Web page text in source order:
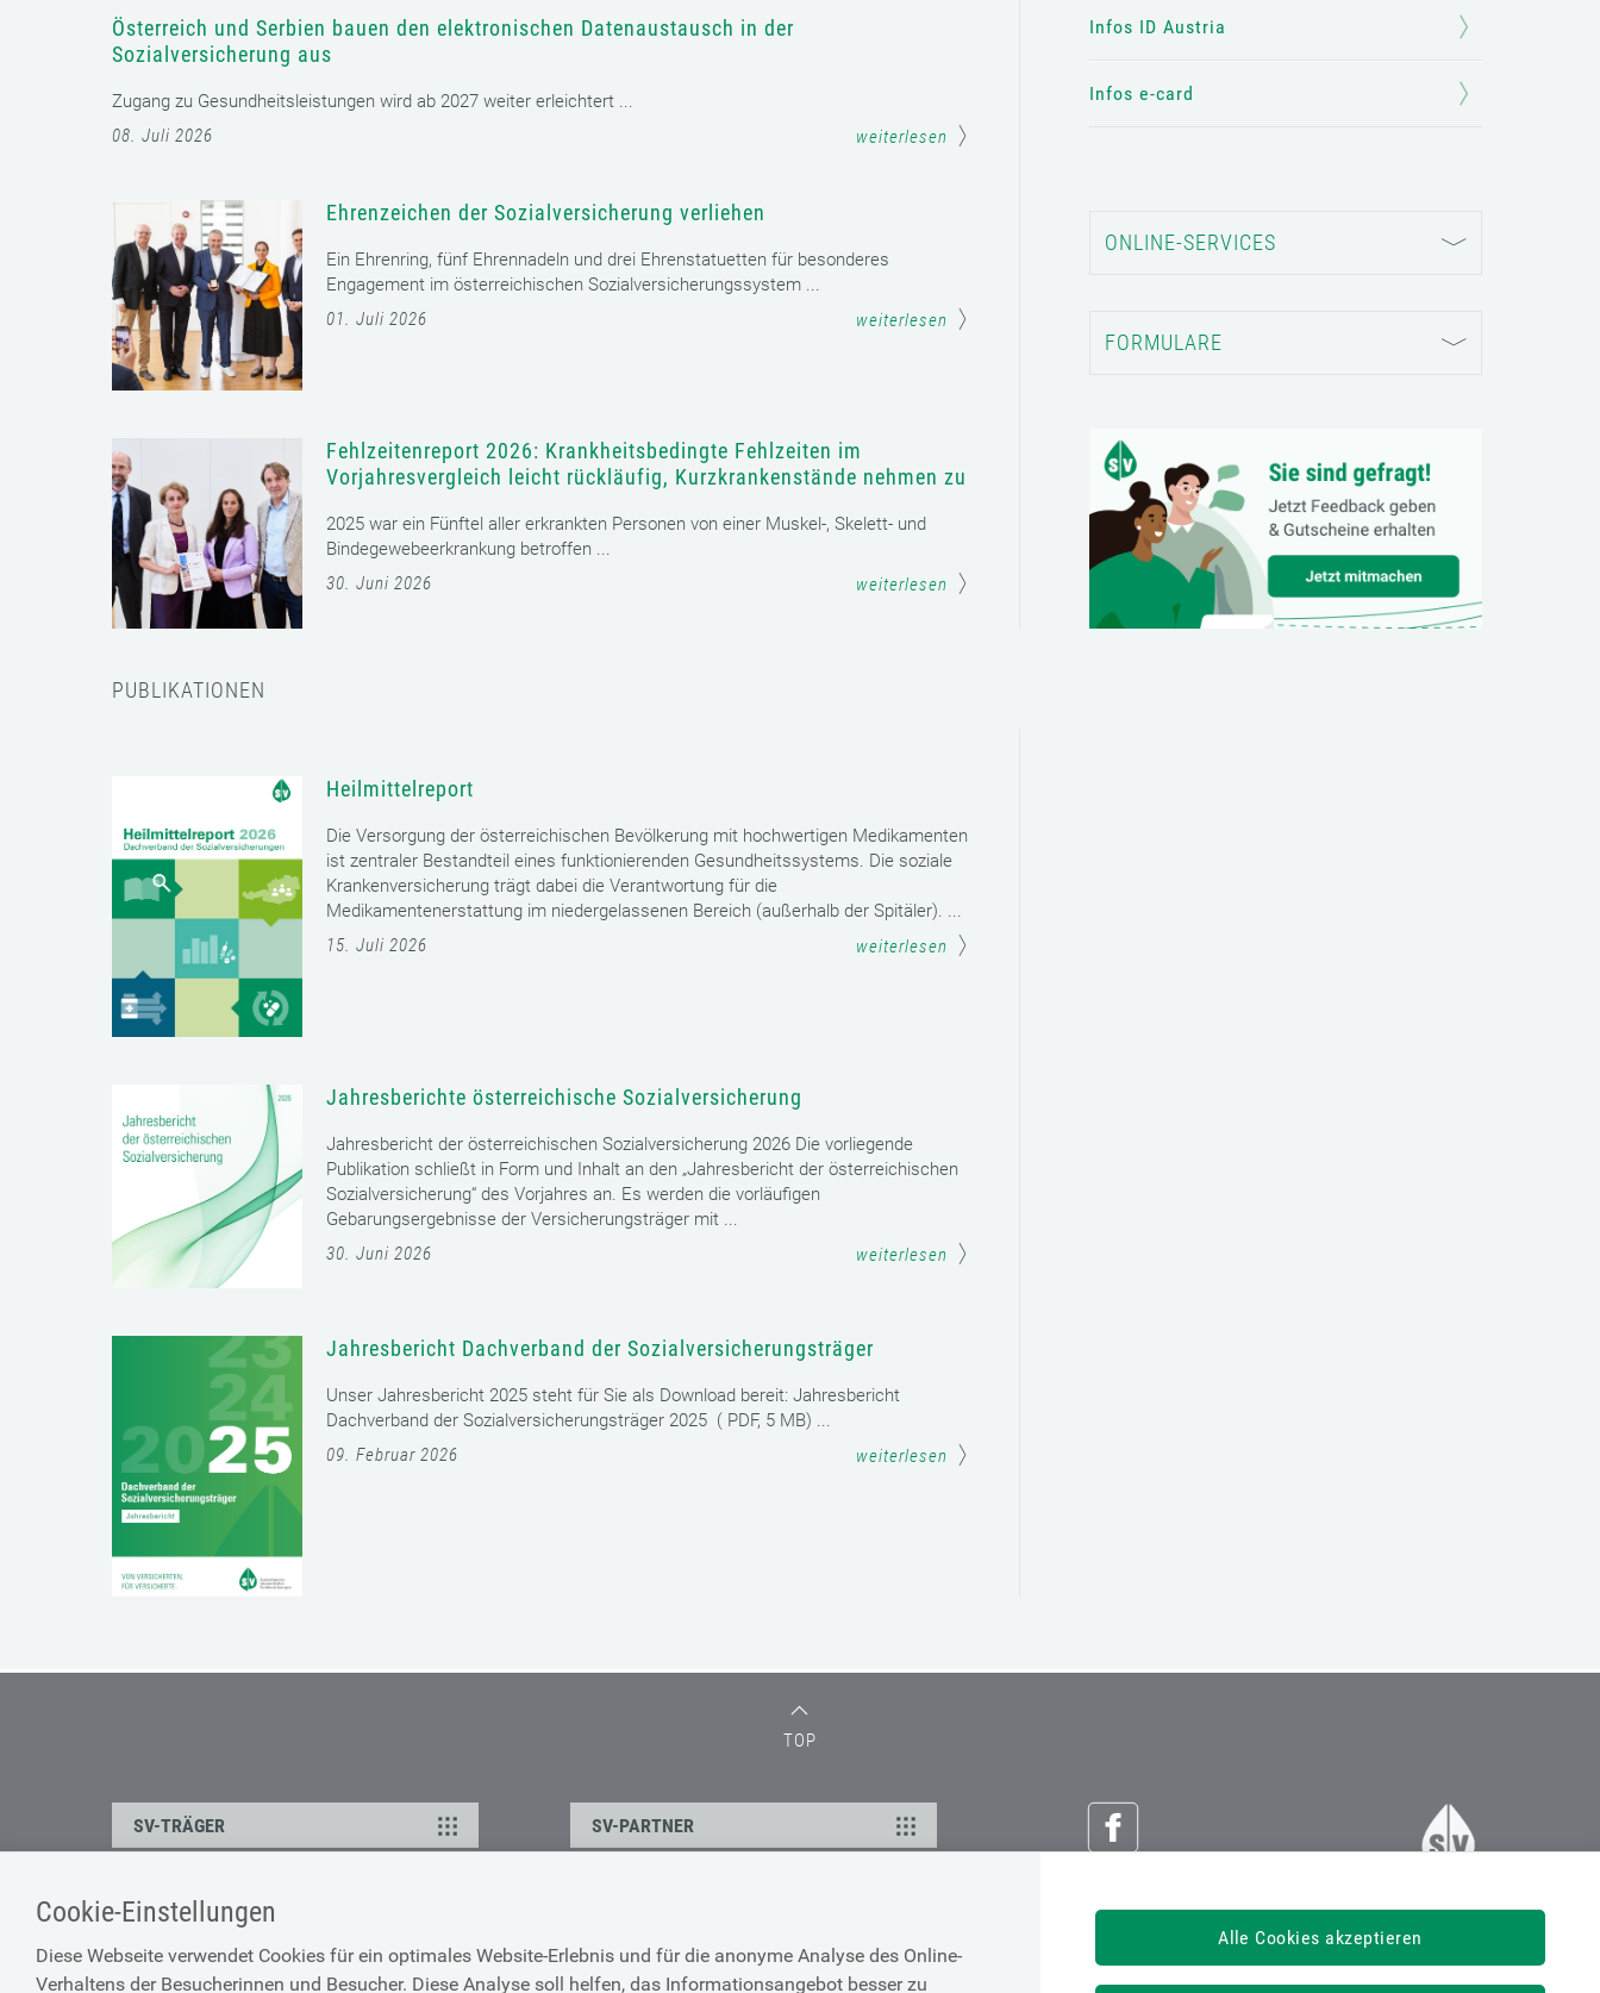
Cookie-Einstellungen
Diese Webseite verwendet Cookies für ein optimales Website-Erlebnis und für die anonyme Analyse des Online-
Verhaltens der Besucherinnen und Besucher. Diese Analyse soll helfen, das Informationsangebot besser zu
Alle Cookies akzeptieren
Infos ID Austria
Infos e-card
ONLINE-SERVICES
FORMULARE
Österreich und Serbien bauen den elektronischen Datenaustausch in der
Sozialversicherung aus
Zugang zu Gesundheitsleistungen wird ab 2027 weiter erleichtert ...
08. Juli 2026
weiterlesen
Ehrenzeichen der Sozialversicherung verliehen
Ein Ehrenring, fünf Ehrennadeln und drei Ehrenstatuetten für besonderes
Engagement im österreichischen Sozialversicherungssystem ...
01. Juli 2026
weiterlesen
Fehlzeitenreport 2026: Krankheitsbedingte Fehlzeiten im
Vorjahresvergleich leicht rückläufig, Kurzkrankenstände nehmen zu
2025 war ein Fünftel aller erkrankten Personen von einer Muskel-, Skelett- und
Bindegewebeerkrankung betroffen ...
30. Juni 2026
weiterlesen
PUBLIKATIONEN
Heilmittelreport
Die Versorgung der österreichischen Bevölkerung mit hochwertigen Medikamenten
ist zentraler Bestandteil eines funktionierenden Gesundheitssystems. Die soziale
Krankenversicherung trägt dabei die Verantwortung für die
Medikamentenerstattung im niedergelassenen Bereich (außerhalb der Spitäler). ...
15. Juli 2026
weiterlesen
Jahresberichte österreichische Sozialversicherung
Jahresbericht der österreichischen Sozialversicherung 2026 Die vorliegende
Publikation schließt in Form und Inhalt an den „Jahresbericht der österreichischen
Sozialversicherung“ des Vorjahres an. Es werden die vorläufigen
Gebarungsergebnisse der Versicherungsträger mit ...
30. Juni 2026
weiterlesen
Jahresbericht Dachverband der Sozialversicherungsträger
Unser Jahresbericht 2025 steht für Sie als Download bereit: Jahresbericht
Dachverband der Sozialversicherungsträger 2025 ( PDF, 5 MB) ...
09. Februar 2026
weiterlesen
TOP
Österreichische Sozialversicherung
Dachverband der Sozialversicherungsträger
SV-TRÄGER SV-PARTNER
ÜBER UNS
Kontakt
Barrierefreiheitserklärung
Cookie-Erklärung